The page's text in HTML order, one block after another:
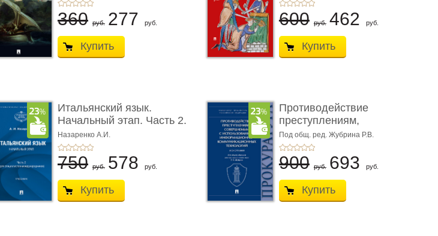
360 руб. 277 руб.
Купить
600 руб. 462 руб.
Купить
Итальянский язык.
Начальный этап. Часть 2.
Учеб� ...
Назаренко А.И.
750 руб. 578 руб.
Купить
Противодействие
преступлениям,
совершаемым с ...
Под общ. ред. Жубрина Р.В.
900 руб. 693 руб.
Купить